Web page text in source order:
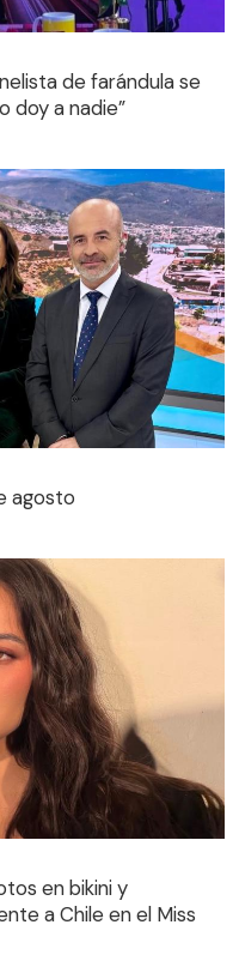
de farándula se
doy a nadie”
agosto
en bikini y
a Chile en el Miss